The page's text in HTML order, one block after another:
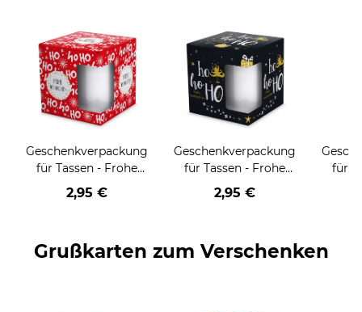
Geschenkverpackung
für Tassen - Frohe
Weihnachten - HO
HO HO - rot
2,95 €
Geschenkverpackung
für Tassen - Frohe
Weihnachten - HO
HO HO - schwarz
2,95 €
für
Grußkarten zum Verschenken